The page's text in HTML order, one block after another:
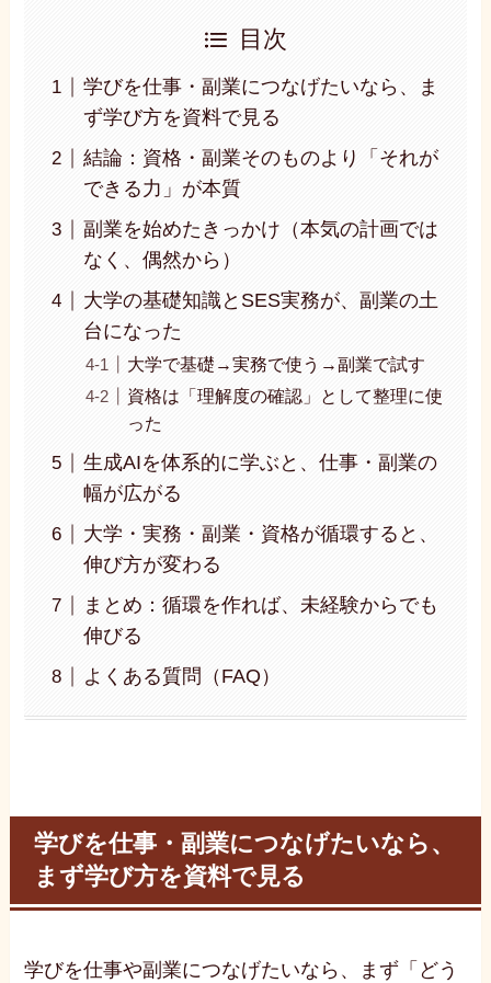
目次
学びを仕事・副業につなげたいなら、ま
ず学び方を資料で見る
結論：資格・副業そのものより「それが
できる力」が本質
副業を始めたきっかけ（本気の計画では
なく、偶然から）
大学の基礎知識とSES実務が、副業の土
台になった
大学で基礎→実務で使う→副業で試す
資格は「理解度の確認」として整理に使
った
生成AIを体系的に学ぶと、仕事・副業の
幅が広がる
大学・実務・副業・資格が循環すると、
伸び方が変わる
まとめ：循環を作れば、未経験からでも
伸びる
よくある質問（FAQ）
学びを仕事・副業につなげたいなら、
まず学び方を資料で見る
学びを仕事や副業につなげたいなら、まず「どう